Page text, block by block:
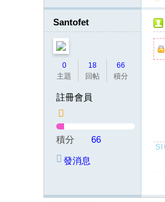
Santofet
0
主題
18
回帖
66
積分
註冊會員
積分 66
發消息